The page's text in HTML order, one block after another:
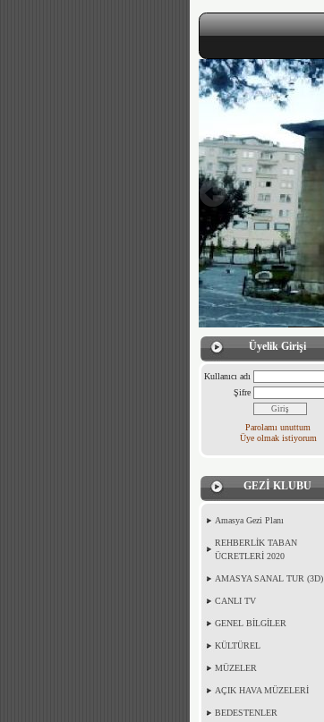
Üyelik Girişi
Kullanıcı adı
Şifre
Parolamı unuttum
Üye olmak istiyorum
GEZİ KLUBU
Amasya Gezi Planı
REHBERLİK TABAN
ÜCRETLERİ 2020
AMASYA SANAL TUR (3D)
CANLI TV
GENEL BİLGİLER
KÜLTÜREL
MÜZELER
AÇIK HAVA MÜZELERİ
BEDESTENLER